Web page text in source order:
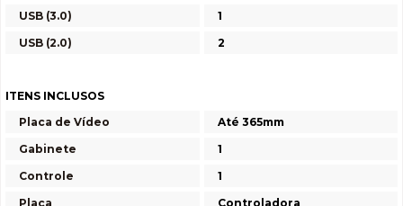
USB (3.0)
1
USB (2.0)
2
ITENS INCLUSOS
Placa de Vídeo
Até 365mm
Gabinete
1
Controle
1
Placa
Controladora